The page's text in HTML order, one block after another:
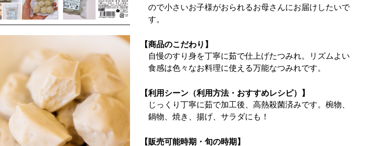
ので小さいお子様がおられるお母さんにお届けしたいで
す。
【商品のこだわり】
自慢のすり身を丁寧に茹で仕上げたつみれ。リズムよい
食感は色々なお料理に使える万能なつみれです。
【利用シーン（利用方法・おすすめレシピ）】
じっくり丁寧に茹で加工後、高熱殺菌済みです。椀物、
鍋物、焼き、揚げ、サラダにも！
【販売可能時期・旬の時期】